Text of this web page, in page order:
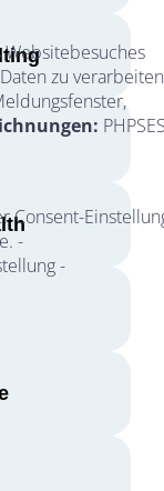
zu
Consent-
-
-